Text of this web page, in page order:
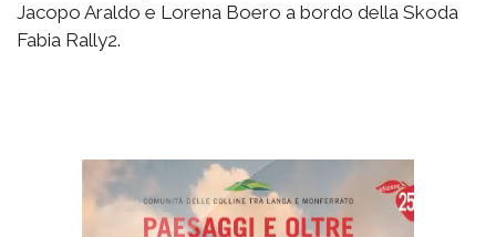
Jacopo Araldo e Lorena Boero a bordo della Skoda
Fabia Rally2.